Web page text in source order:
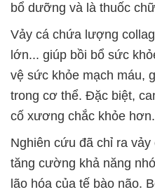
bổ dưỡng và là thuốc
Vảy cá chứa lượng
lớn... giúp bồi bổ sức
vệ sức khỏe mạch máu,
trong cơ thể. Đặc biệt,
cố xương chắc khỏe hơn.
Nghiên cứu đã chỉ ra
tăng cường khả năng
lão hóa của tế bào não.